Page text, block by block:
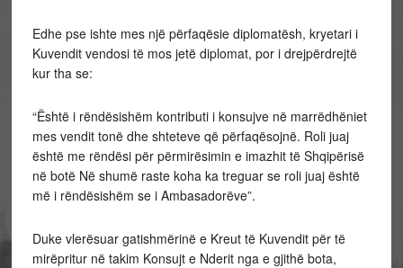
Edhe pse ishte mes një përfaqësie diplomatësh, kryetari i
Kuvendit vendosi të mos jetë diplomat, por i drejpërdrejtë
kur tha se:
“Është i rëndësishëm kontributi i konsujve në marrëdhëniet
mes vendit tonë dhe shteteve që përfaqësojnë. Roli juaj
është me rëndësi për përmirësimin e imazhit të Shqipërisë
në botë Në shumë raste koha ka treguar se roli juaj është
më i rëndësishëm se i Ambasadorëve”.
Duke vlerësuar gatishmërinë e Kreut të Kuvendit për të
mirëpritur në takim Konsujt e Nderit nga e gjithë bota,